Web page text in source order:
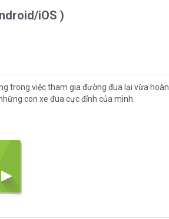
iOS )
trong việc tham gia đường đua lại vừa hoàn
con xe đua cực đỉnh của mình.